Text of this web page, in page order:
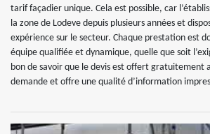
tarif façadier unique. Cela est possible, car
la zone de Lodeve depuis plusieurs années et
expérience sur le secteur. Chaque prestation est
équipe qualifiée et dynamique, quelle que soit
bon de savoir que le devis est offert gratuitement
demande et offre une qualité d’information